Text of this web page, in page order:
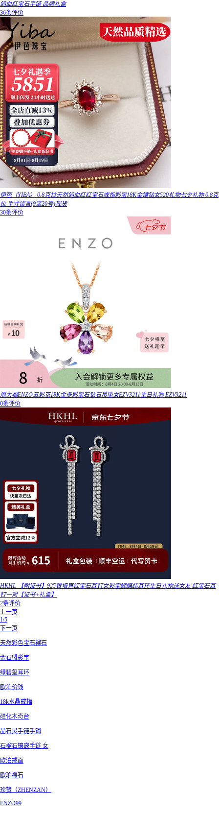
鸽血红宝石手链 品牌礼盒
36条评价
伊芭（YIBA） 0.8克拉天然鸽血红红宝石戒指彩宝18K金镶钻女520礼物七夕礼物 0.8克
拉 手寸留言(9至20号)现货
30条评价
周大福ENZO五彩花18K金多彩宝石钻石吊坠女EZV3211生日礼物 EZV3211
0条评价
HKHL 【附证书】925银培育红宝石耳钉女彩宝蝴蝶结耳环生日礼物送女友 红宝石耳
钉一对【证书+礼盒】
2条评价
上一页
1/5
下一页
天然彩色宝石裸石
金石盟彩宝
绿碧玺耳环
欧泊价钱
18k水晶戒指
硅化木奇台
晶石灵手链手镯
石榴石镶嵌手链 女
欧泊戒面
欧珀裸石
珍赞（ZHENZAN）
ENZO99